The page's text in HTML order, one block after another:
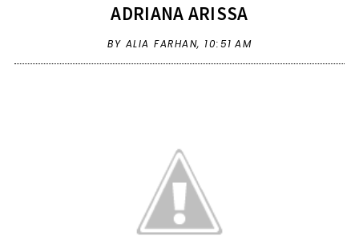
ADRIANA ARISSA
BY ALIA FARHAN, 10:51 AM